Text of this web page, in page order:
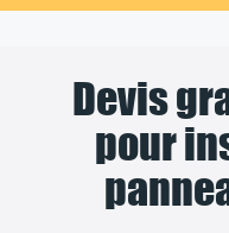
Devis
pour